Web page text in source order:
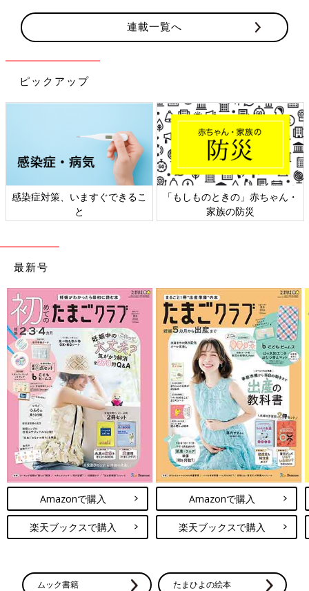
連載一覧へ
ピックアップ
・
日本外来小児科学会リーフレッ
ト検討会
六星占術 細木かおりさんの人
相談
最新号
Amazonで購入
楽天ブックスで購入
Amazonで購入
楽天ブックスで購入
ムック書籍 たまひよの絵本